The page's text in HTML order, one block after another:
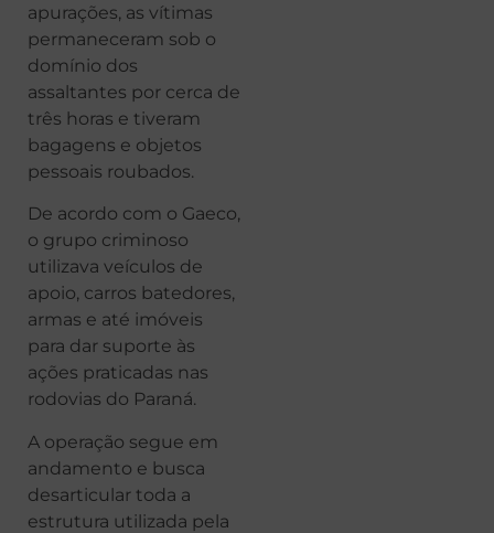
apurações, as vítimas
permaneceram sob o
domínio dos
assaltantes por cerca de
três horas e tiveram
bagagens e objetos
pessoais roubados.
De acordo com o Gaeco,
o grupo criminoso
utilizava veículos de
apoio, carros batedores,
armas e até imóveis
para dar suporte às
ações praticadas nas
rodovias do Paraná.
A operação segue em
andamento e busca
desarticular toda a
estrutura utilizada pela